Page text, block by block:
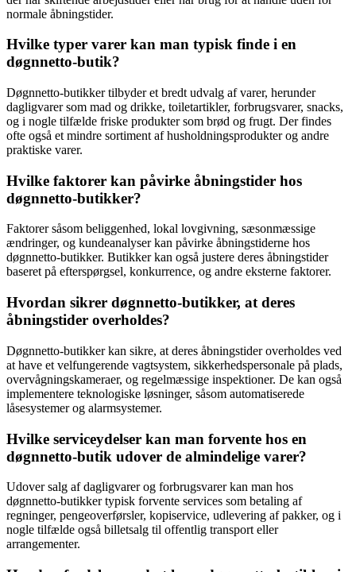
normale åbningstider.
Hvilke typer varer kan man typisk finde i en
døgnnetto-butik?
Døgnnetto-butikker tilbyder et bredt udvalg af varer, herunder
dagligvarer som mad og drikke, toiletartikler, forbrugsvarer, snacks,
og i nogle tilfælde friske produkter som brød og frugt. Der findes
ofte også et mindre sortiment af husholdningsprodukter og andre
praktiske varer.
Hvilke faktorer kan påvirke åbningstider hos
døgnnetto-butikker?
Faktorer såsom beliggenhed, lokal lovgivning, sæsonmæssige
ændringer, og kundeanalyser kan påvirke åbningstiderne hos
døgnnetto-butikker. Butikker kan også justere deres åbningstider
baseret på efterspørgsel, konkurrence, og andre eksterne faktorer.
Hvordan sikrer døgnnetto-butikker, at deres
åbningstider overholdes?
Døgnnetto-butikker kan sikre, at deres åbningstider overholdes ved
at have et velfungerende vagtsystem, sikkerhedspersonale på plads,
overvågningskameraer, og regelmæssige inspektioner. De kan også
implementere teknologiske løsninger, såsom automatiserede
låsesystemer og alarmsystemer.
Hvilke serviceydelser kan man forvente hos en
døgnnetto-butik udover de almindelige varer?
Udover salg af dagligvarer og forbrugsvarer kan man hos
døgnnetto-butikker typisk forvente services som betaling af
regninger, pengeoverførsler, kopiservice, udlevering af pakker, og i
nogle tilfælde også billetsalg til offentlig transport eller
arrangementer.